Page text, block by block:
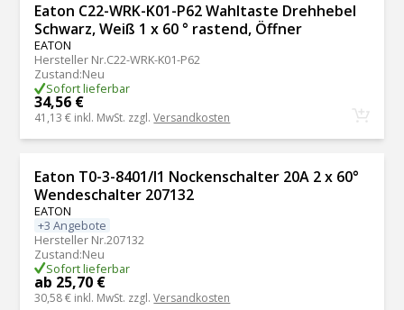
Eaton C22-WRK-K01-P62 Wahltaste Drehhebel
Schwarz, Weiß 1 x 60 ° rastend, Öffner
EATON
Hersteller Nr.C22-WRK-K01-P62
Zustand:Neu
Sofort lieferbar
34,56 €
41,13 € inkl. MwSt. zzgl.Versandkosten
Eaton T0-3-8401/I1 Nockenschalter 20A 2 x 60°
Wendeschalter 207132
EATON
+3 Angebote
Hersteller Nr.207132
Zustand:Neu
Sofort lieferbar
ab 25,70 €
30,58 € inkl. MwSt. zzgl.Versandkosten